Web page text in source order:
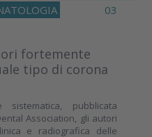
03
fortemente
tipo di corona
pubblicata
Association, gli autori
e radiografica delle